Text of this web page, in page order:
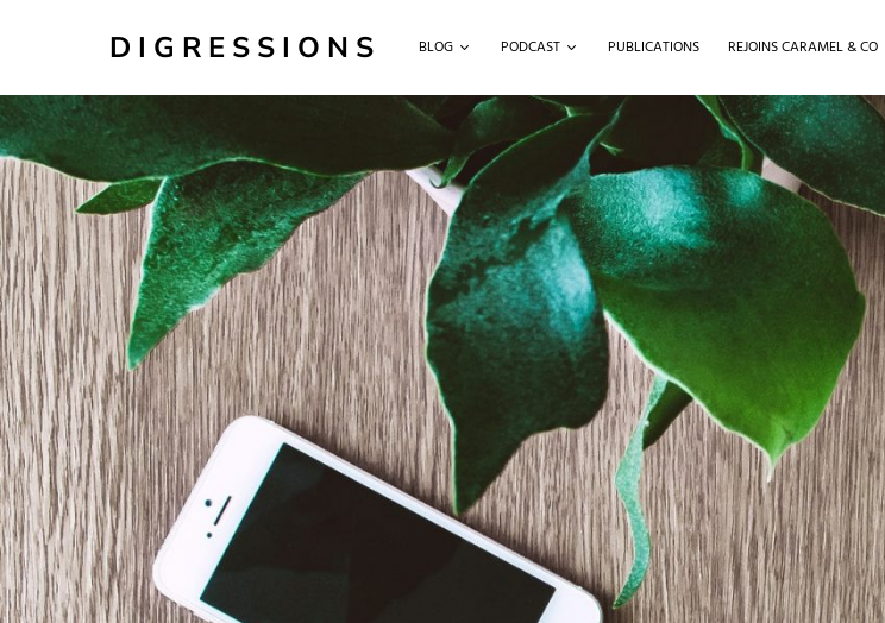
DIGRESSIONS BLOG PODCAST PUBLICATIONS REJOINS CARAMEL & CO